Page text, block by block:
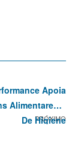
PRÓXIMO
Apoia
Alimentares E
De Higiene